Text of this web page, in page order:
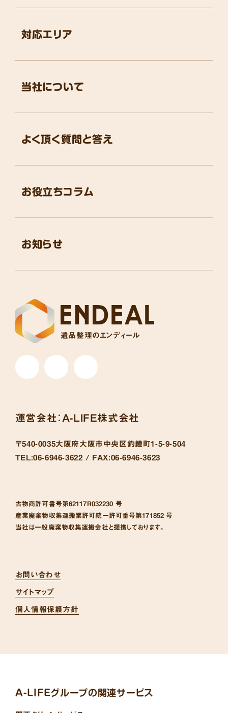
遺品整理のエンディール
お役立ちコラム
よく頂く質問と答え
お知らせ
対応エリア
当社について
運営会社： A-LIFE株式会社
〒540-0035大阪府大阪市中央区釣鐘町1-5-9-504
TEL:06-6946-3622 / FAX:06-6946-3623
古物商許可番号第62117R032230 号
産業廃棄物収集運搬業許可統一許可番号第171852 号
当社は一般廃棄物収集運搬会社と提携しております。
お問い合わせ
サイトマップ
個人情報保護方針
A-LIFEグループの関連サービス